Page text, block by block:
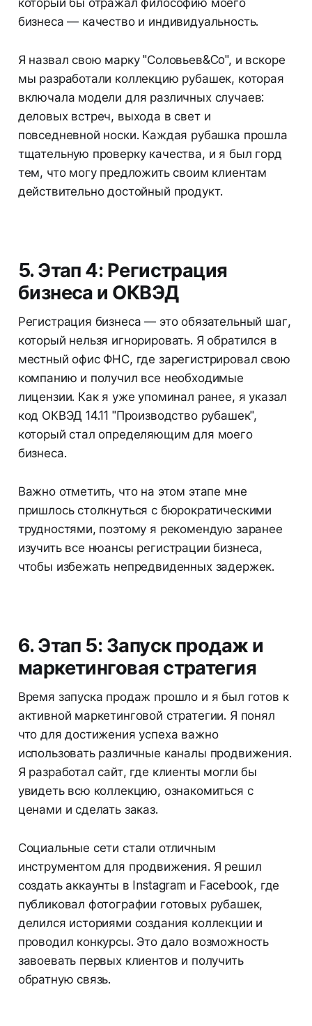
бизнеса — качество и индивидуальность.
Я назвал свою марку "Соловьев&Co", и вскоре
мы разработали коллекцию рубашек, которая
включала модели для различных случаев:
деловых встреч, выхода в свет и
повседневной носки. Каждая рубашка прошла
тщательную проверку качества, и я был горд
тем, что могу предложить своим клиентам
действительно достойный продукт.
5. Этап 4: Регистрация
бизнеса и ОКВЭД
Регистрация бизнеса — это обязательный шаг,
который нельзя игнорировать. Я обратился в
местный офис ФНС, где зарегистрировал свою
компанию и получил все необходимые
лицензии. Как я уже упоминал ранее, я указал
код ОКВЭД 14.11 "Производство рубашек",
который стал определяющим для моего
бизнеса.
Важно отметить, что на этом этапе мне
пришлось столкнуться с бюрократическими
трудностями, поэтому я рекомендую заранее
изучить все нюансы регистрации бизнеса,
чтобы избежать непредвиденных задержек.
6. Этап 5: Запуск продаж и
маркетинговая стратегия
Время запуска продаж прошло и я был готов к
активной маркетинговой стратегии. Я понял
что для достижения успеха важно
использовать различные каналы продвижения.
Я разработал сайт, где клиенты могли бы
увидеть всю коллекцию, ознакомиться с
ценами и сделать заказ.
Социальные сети стали отличным
инструментом для продвижения. Я решил
создать аккаунты в Instagram и Facebook, где
публиковал фотографии готовых рубашек,
делился историями создания коллекции и
проводил конкурсы. Это дало возможность
завоевать первых клиентов и получить
обратную связь.